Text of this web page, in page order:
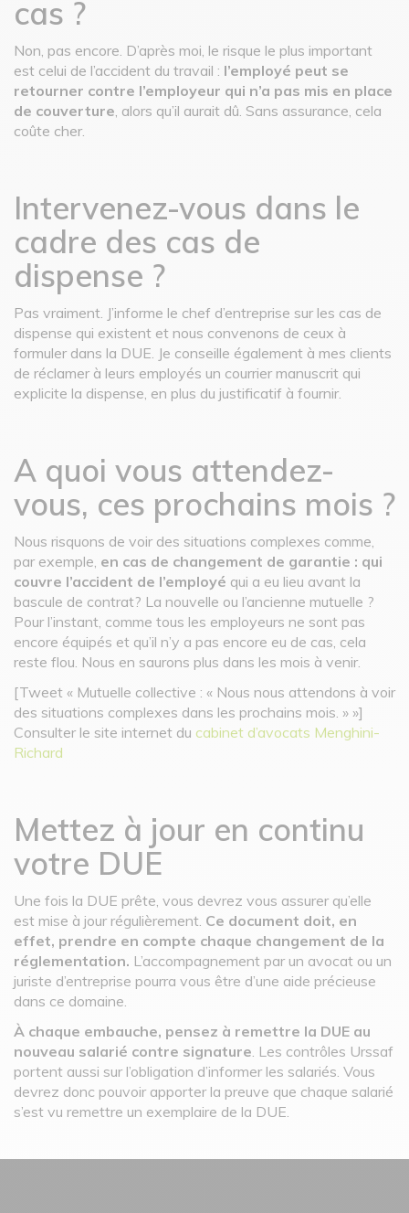
cas ?
Non, pas encore. D’après moi, le risque le plus important
est celui de l’accident du travail : l’employé peut se
retourner contre l’employeur qui n’a pas mis en place
de couverture , alors qu’il aurait dû. Sans assurance, cela
coûte cher.
Intervenez-vous dans le
cadre des cas de
dispense ?
Pas vraiment. J’informe le chef d’entreprise sur les cas de
dispense qui existent et nous convenons de ceux à
formuler dans la DUE. Je conseille également à mes clients
de réclamer à leurs employés un courrier manuscrit qui
explicite la dispense, en plus du justificatif à fournir.
A quoi vous attendez-
vous, ces prochains mois ?
Nous risquons de voir des situations complexes comme,
par exemple, en cas de changement de garantie : qui
couvre l’accident de l’employé qui a eu lieu avant la
bascule de contrat? La nouvelle ou l’ancienne mutuelle ?
Pour l’instant, comme tous les employeurs ne sont pas
encore équipés et qu’il n’y a pas encore eu de cas, cela
reste flou. Nous en saurons plus dans les mois à venir.
[Tweet « Mutuelle collective : « Nous nous attendons à voir
des situations complexes dans les prochains mois. » »]
Consulter le site internet du cabinet d’avocats Menghini-
Richard
Mettez à jour en continu
votre DUE
Une fois la DUE prête, vous devrez vous assurer qu’elle
est mise à jour régulièrement. Ce document doit, en
effet, prendre en compte chaque changement de la
réglementation. L’accompagnement par un avocat ou un
juriste d’entreprise pourra vous être d’une aide précieuse
dans ce domaine.
À chaque embauche, pensez à remettre la DUE au
nouveau salarié contre signature . Les contrôles Urssaf
portent aussi sur l’obligation d’informer les salariés. Vous
devrez donc pouvoir apporter la preuve que chaque salarié
s’est vu remettre un exemplaire de la DUE.